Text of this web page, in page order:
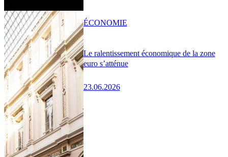
Le ralentissement économique de la zone
euro s’atténue
23.06.2026
ÉCONOMIE